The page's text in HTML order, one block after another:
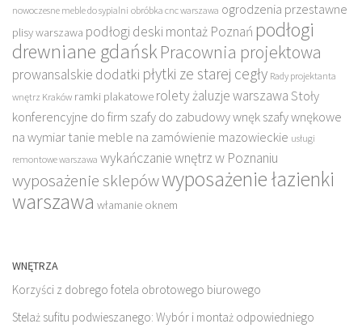
nowoczesne meble do sypialni obróbka cnc warszawa ogrodzenia przestawne
plisy warszawa podłogi deski montaż Poznań podłogi
drewniane gdańskPracownia projektowa
prowansalskie dodatki płytki ze starej cegły Rady projektanta
wnętrz Kraków ramki plakatowe rolety żaluzje warszawa Stoły
konferencyjne do firm szafy do zabudowy wnęk szafy wnękowe
na wymiar tanie meble na zamówienie mazowieckie usługi
remontowe warszawa wykańczanie wnętrz w Poznaniu
wyposażenie sklepówwyposażenie łazienki
warszawa włamanie oknem
WNĘTRZA
Korzyści z dobrego fotela obrotowego biurowego
Stelaż sufitu podwieszanego: Wybór i montaż odpowiedniego